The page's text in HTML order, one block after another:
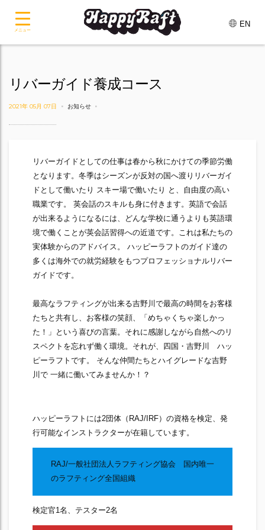
EN
リバーガイド養成コース
2021年 05月 07日 お知らせ
リバーガイドとしての仕事は春から秋にかけての季節労働
となります。冬季はシーズンが反対の国へ渡りリバーガイ
ドとして働いたり スキー場で働いたり と、自由度の高い
職業です。 英会話のスキルも身に付きます。英語で会話
が出来るようになるには、どんな学校に通うよりも英語環
境で働くことが英会話習得への近道です。これは私たちの
実体験からのアドバイス。 ハッピーラフトのガイド達の
多くは海外での就労経験をもつプロフェッショナルリバー
ガイドです。
最高なラフティングが出来る吉野川で最高の時間をお客様
たちと共有し、お客様の笑顔、「めちゃくちゃ楽しかっ
た！」という喜びの言葉。それに感謝しながら自然へのリ
スペクトを忘れず働く環境。それが、四国・吉野川 ハッ
ピーラフトです。 そんな仲間たちとハイグレードな吉野
川で 一緒に働いてみませんか！？
ハッピーラフトには2団体（RAJ/IRF）の資格を検定、発
行可能なインストラクターが在籍しています。
RAJ/一般社団法人ラフティング協会 国内唯一
のラフティング全国組織
検定官1名、テスター2名
メニュー